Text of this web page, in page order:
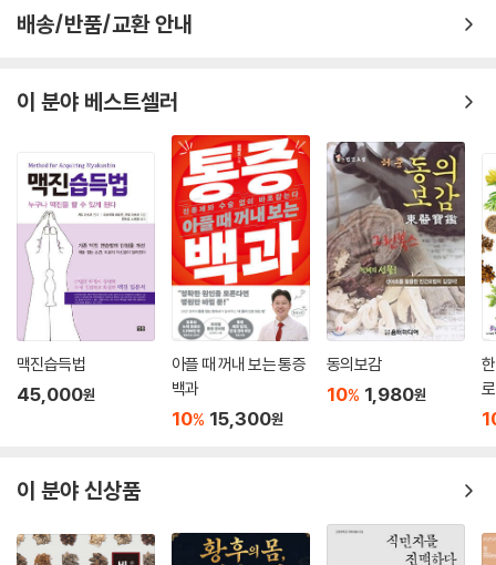
기는 모든 이여, 이 책을 읽어라! 8체질의학의 근본원리와 핵심 치료법을
몸으로 실천함으로써 참된 건강을 이루어내자!
배송/반품/교환 안내
이 분야 베스트셀러
맥진습득법
45,000원
아플 때 꺼내 보는 통증
백과
10% 15,300원
동의보감
10% 1,980원
이 분야 신상품